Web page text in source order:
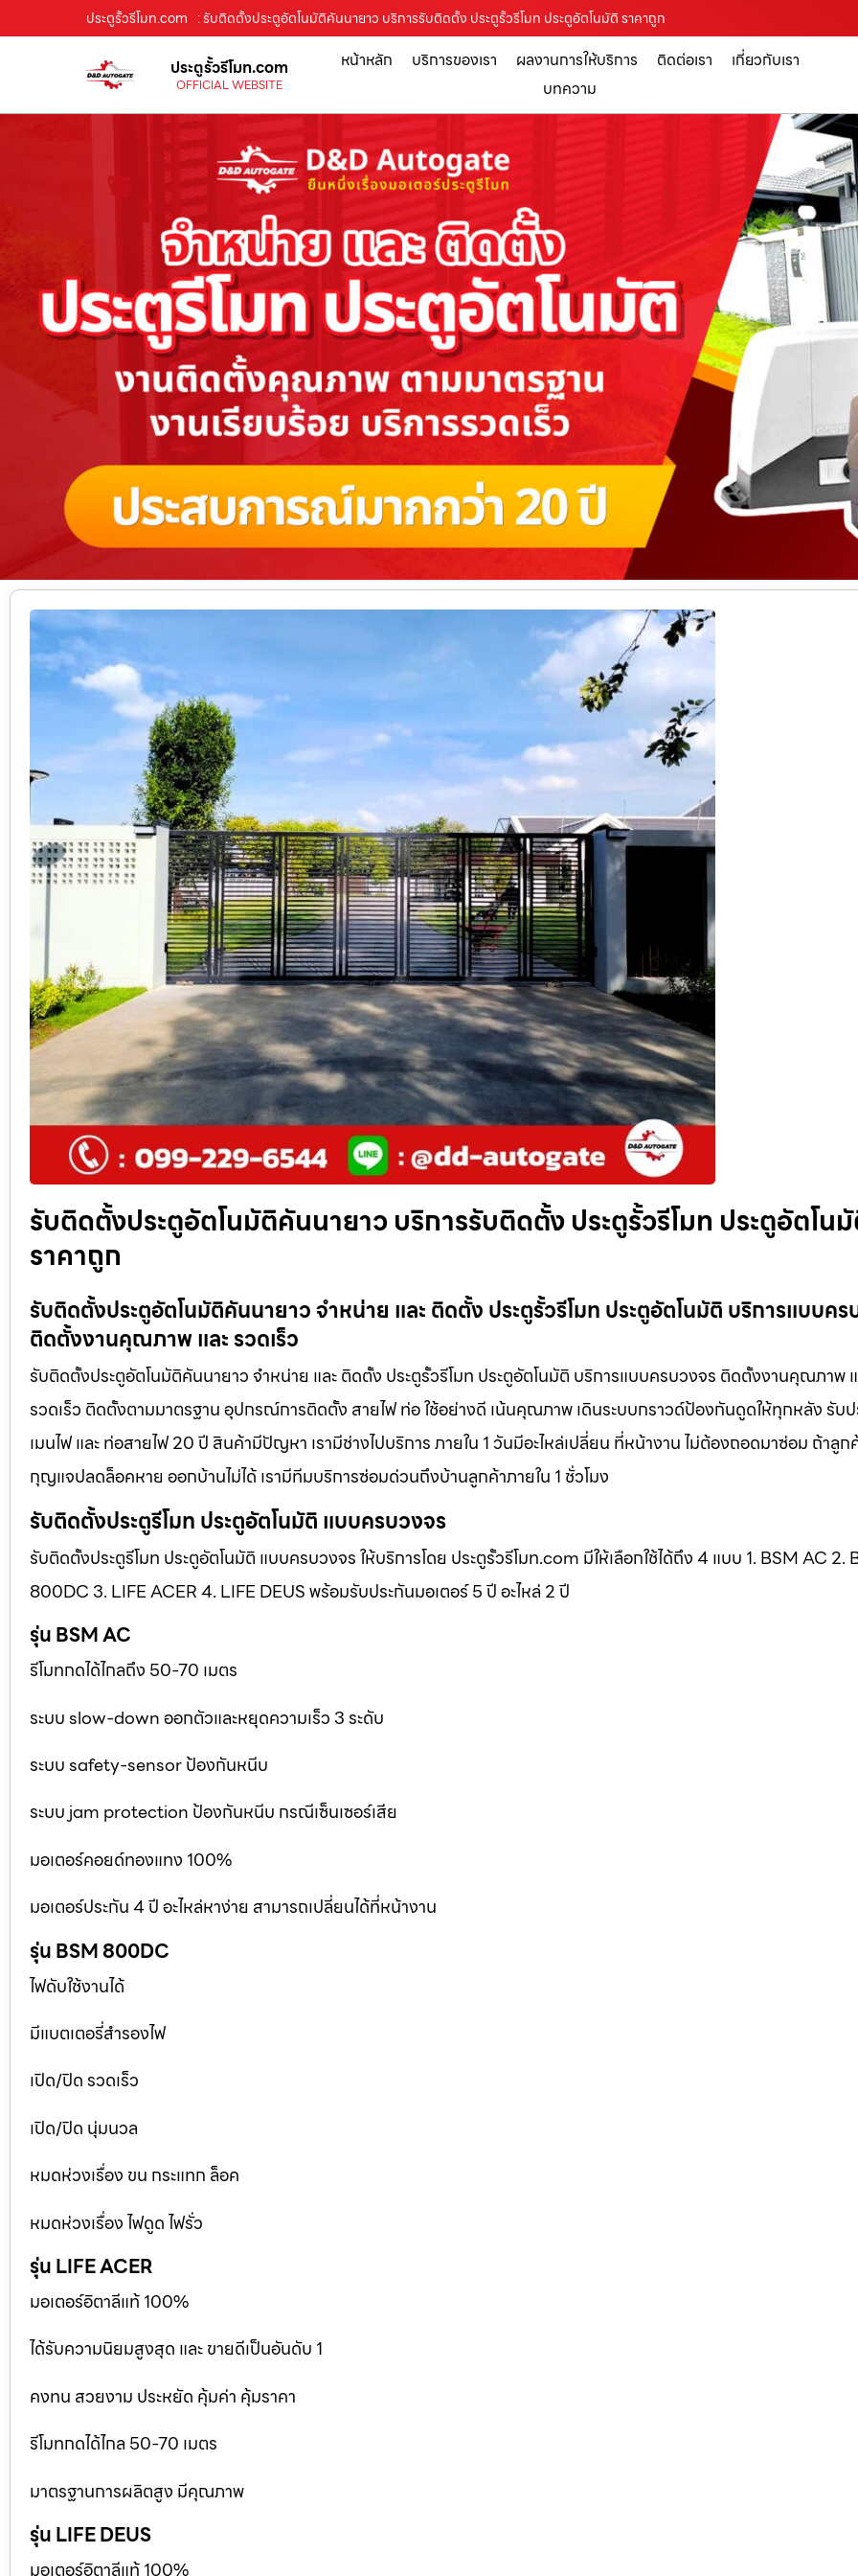
ประตูรั้วรีโมท.com : รับติดตั้งประตูอัตโนมัติคันนายาว บริการรับติดตั้ง ประตูรั้วรีโมท ประตูอัตโนมัติ ราคาถูก
ประตูรั้วรีโมท.com
OFFICIAL WEBSITE
หน้าหลัก บริการของเรา ผลงานการให้บริการ ติดต่อเรา
เกี่ยวกับเรา
บทความ
รับติดตั้งประตูอัตโนมัติคันนายาว บริการรับติดตั้ง ประตูรั้วรีโมท ประตูอัตโน
ราคาถูก
รับติดตั้งประตูอัตโนมัติคันนายาว จำหน่าย และ ติดตั้ง ประตูรั้วรีโมท ประตูอัตโนมัติ บริการแบบคร
ติดตั้งงานคุณภาพ และ รวดเร็ว
รับติดตั้งประตูอัตโนมัติคันนายาว จำหน่าย และ ติดตั้ง ประตูรั้วรีโมท ประตูอัตโนมัติ บริการแบบครบวงจร ติดตั้งงานคุณภาพ
รวดเร็ว ติดตั้งตามมาตรฐาน อุปกรณ์การติดตั้ง สายไฟ ท่อ ใช้อย่างดี เน้นคุณภาพ เดินระบบกราวด์ป้องกันดูดให้ทุกหลัง รับ
เมนไฟ และ ท่อสายไฟ 20 ปี สินค้ามีปัญหา เรามีช่างไปบริการ ภายใน 1 วันมีอะไหล่เปลี่ยน ที่หน้างาน ไม่ต้องถอดมาซ่อม ถ้าลูก
กุญแจปลดล็อคหาย ออกบ้านไม่ได้ เรามีทีมบริการซ่อมด่วนถึงบ้านลูกค้าภายใน 1 ชั่วโมง
รับติดตั้งประตูรีโมท ประตูอัตโนมัติ แบบครบวงจร
รับติดตั้งประตูรีโมท ประตูอัตโนมัติ แบบครบวงจร ให้บริการโดย ประตูรั้วรีโมท.com มีให้เลือกใช้ได้ถึง 4 แบบ 1. BSM AC 2.
800DC 3. LIFE ACER 4. LIFE DEUS พร้อมรับประกันมอเตอร์ 5 ปี อะไหล่ 2 ปี
รุ่น BSM AC
รีโมทกดได้ไกลถึง 50-70 เมตร
ระบบ slow-down ออกตัวและหยุดความเร็ว 3 ระดับ
ระบบ safety-sensor ป้องกันหนีบ
ระบบ jam protection ป้องกันหนีบ กรณีเซ็นเซอร์เสีย
มอเตอร์คอยด์ทองแทง 100%
มอเตอร์ประกัน 4 ปี อะไหล่หาง่าย สามารถเปลี่ยนได้ที่หน้างาน
รุ่น BSM 800DC
ไฟดับใช้งานได้
มีแบตเตอรี่สำรองไฟ
เปิด/ปิด รวดเร็ว
เปิด/ปิด นุ่มนวล
หมดห่วงเรื่อง ขน กระแทก ล็อค
หมดห่วงเรื่อง ไฟดูด ไฟรั่ว
รุ่น LIFE ACER
มอเตอร์อิตาลีแท้ 100%
ได้รับความนิยมสูงสุด และ ขายดีเป็นอันดับ 1
คงทน สวยงาม ประหยัด คุ้มค่า คุ้มราคา
รีโมทกดได้ไกล 50-70 เมตร
มาตรฐานการผลิตสูง มีคุณภาพ
รุ่น LIFE DEUS
มอเตอร์อิตาลีแท้ 100%